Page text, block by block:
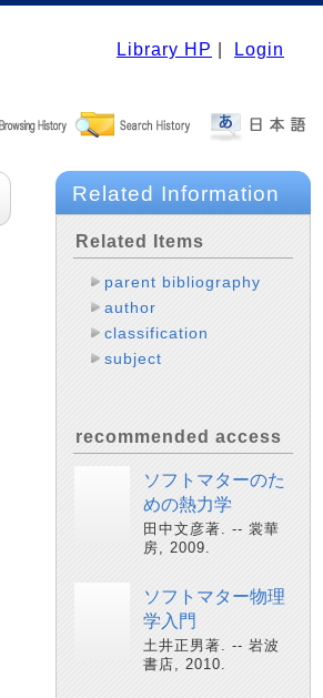
Library HP Login
Related Information
Related Items
parent bibliography
author
classification
subject
recommended access
ソフトマターのた
めの熱力学
田中文彦著. -- 裳華
房, 2009.
ソフトマター物理
学入門
土井正男著. -- 岩波
書店, 2010.